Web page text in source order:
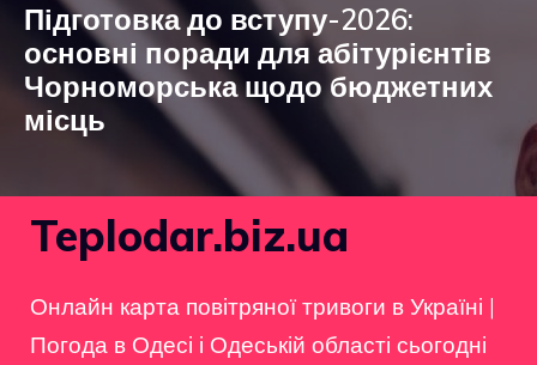
Підготовка до вступу-2026:
основні поради для абітурієнтів
Чорноморська щодо бюджетних
місць
Teplodar.biz.ua
Онлайн карта повітряної тривоги в Україні |
Погода в Одесі і Одеській області сьогодні